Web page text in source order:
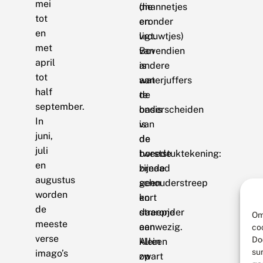
mei
tot
en
met
april
tot
half
september.
In
juni,
juli
en
augustus
worden
de
meeste
verse
imago’s
die
eronder
ligt.
Bovendien
is
aan
de
basis
van
de
tweede
zijnaad
geen
kort
streepje
aanwezig.
Alleen
op
(mannetjes
en
vrouwtjes)
van
andere
waterjuffers
te
onderscheiden
is
de
borststuktekening:
brede
schouderstreep
en
daaronder
een
klein
zwart